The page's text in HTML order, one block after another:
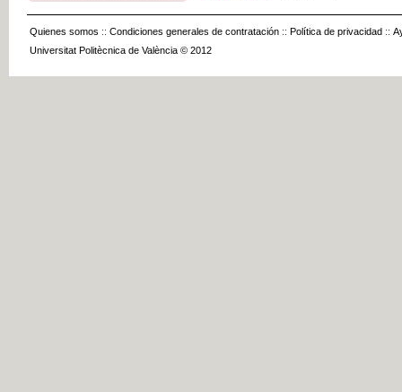
Quienes somos :: Condiciones generales de contratación :: Política de privacidad ::
Universitat Politècnica de València © 2012